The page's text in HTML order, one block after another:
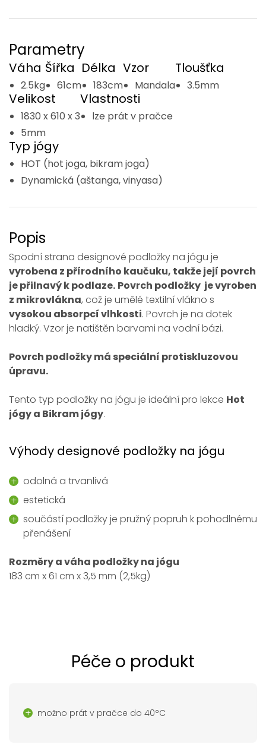
Parametry
Váha
2.5kg
Šířka
61cm
Délka
183cm
Vzor
Mandala
Tloušťka
3.5mm
Velikost
1830 x 610 x 3
5mm
Vlastnosti
lze prát v pračce
Typ jógy
HOT (hot joga, bikram joga)
Dynamická (aštanga, vinyasa)
Popis
Spodní strana designové podložky na jógu je
vyrobena z přírodního kaučuku, takže její povrch
je přilnavý k podlaze. Povrch podložky je vyroben
z mikrovlákna, což je umělé textilní vlákno s
vysokou absorpcí vlhkosti. Povrch je na dotek
hladký. Vzor je natištěn barvami na vodní bázi.
Povrch podložky má speciální protiskluzovou
úpravu.
Tento typ podložky na jógu je ideální pro lekce Hot
jógy a Bikram jógy.
Výhody designové podložky na jógu
odolná a trvanlivá
estetická
součástí podložky je pružný popruh k pohodlnému
přenášení
Rozměry a váha podložky na jógu
183 cm x 61 cm x 3,5 mm (2,5kg)
Péče o produkt
možno prát v pračce do 40°C